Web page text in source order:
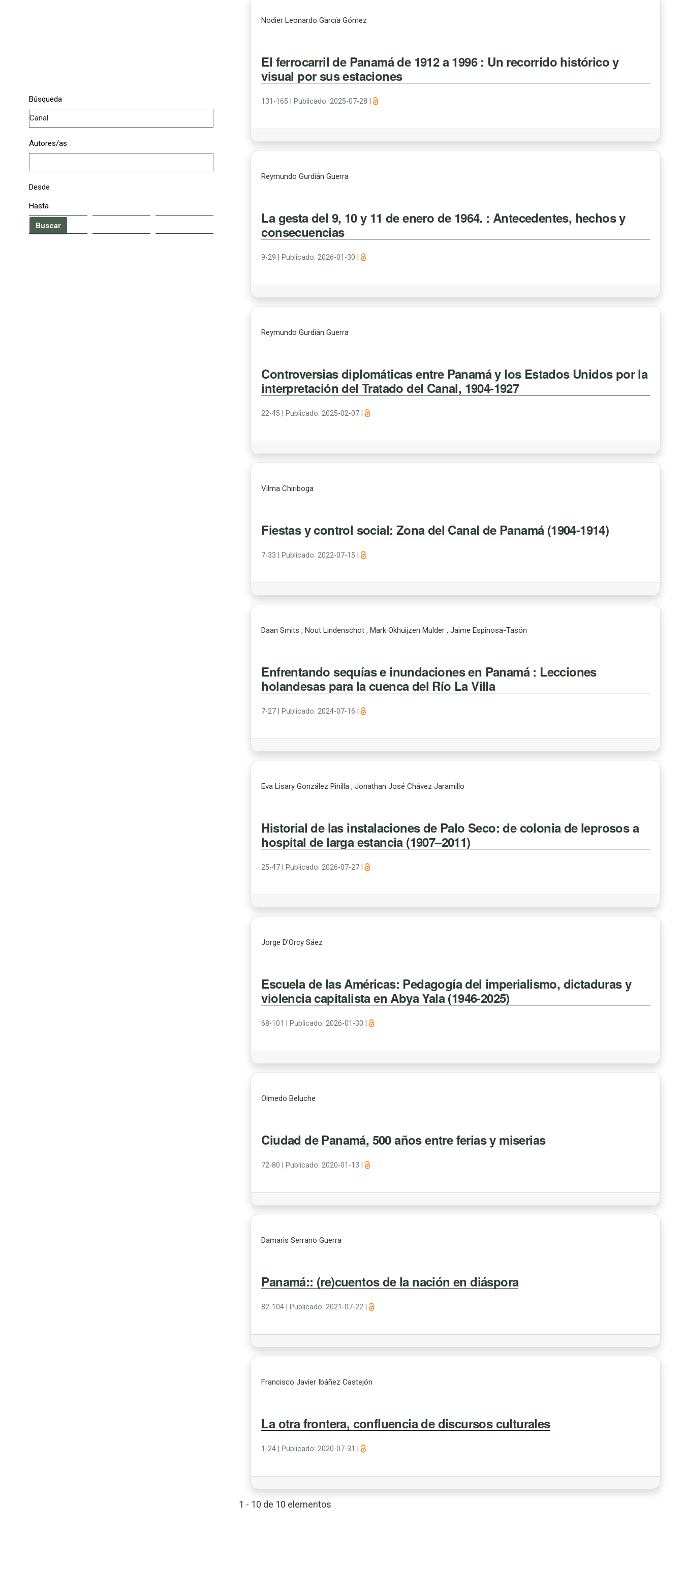
Búsqueda
Autores/as
Desde
Hasta
Buscar
Nodier Leonardo García Gómez
El ferrocarril de Panamá de 1912 a 1996 : Un recorrido histórico y
visual por sus estaciones
131-165 Publicado: 2025-07-28 |
Reymundo Gurdián Guerra
La gesta del 9, 10 y 11 de enero de 1964. : Antecedentes, hechos y
consecuencias
9-29 Publicado: 2026-01-30 |
Reymundo Gurdián Guerra
Controversias diplomáticas entre Panamá y los Estados Unidos por la
interpretación del Tratado del Canal, 1904-1927
22-45 Publicado: 2025-02-07 |
Vilma Chiriboga
Fiestas y control social: Zona del Canal de Panamá (1904-1914)
7-33 Publicado: 2022-07-15 |
Daan Smits , Nout Lindenschot , Mark Okhuijzen Mulder , Jaime Espinosa-Tasón
Enfrentando sequías e inundaciones en Panamá : Lecciones
holandesas para la cuenca del Río La Villa
7-27 Publicado: 2024-07-16 |
Eva Lisary González Pinilla , Jonathan José Chávez Jaramillo
Historial de las instalaciones de Palo Seco: de colonia de leprosos a
hospital de larga estancia (1907–2011)
25-47 Publicado: 2026-07-27 |
Jorge D’Orcy Sáez
Escuela de las Américas: Pedagogía del imperialismo, dictaduras y
violencia capitalista en Abya Yala (1946-2025)
68-101 Publicado: 2026-01-30 |
Olmedo Beluche
Ciudad de Panamá, 500 años entre ferias y miserias
72-80 Publicado: 2020-01-13 |
Damaris Serrano Guerra
Panamá:: (re)cuentos de la nación en diáspora
82-104 Publicado: 2021-07-22 |
Francisco Javier Ibáñez Castejón
La otra frontera, confluencia de discursos culturales
1-24 Publicado: 2020-07-31 |
1 - 10 de 10 elementos